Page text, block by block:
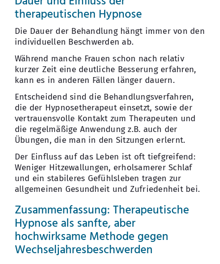
therapeutischen Hypnose
Die Dauer der Behandlung hängt immer von den
individuellen Beschwerden ab.
Während manche Frauen schon nach relativ
kurzer Zeit eine deutliche Besserung erfahren,
kann es in anderen Fällen länger dauern.
Entscheidend sind die Behandlungsverfahren,
die der Hypnosetherapeut einsetzt, sowie der
vertrauensvolle Kontakt zum Therapeuten und
die regelmäßige Anwendung z.B. auch der
Übungen, die man in den Sitzungen erlernt.
Der Einfluss auf das Leben ist oft tiefgreifend:
Weniger Hitzewallungen, erholsamerer Schlaf
und ein stabileres Gefühlsleben tragen zur
allgemeinen Gesundheit und Zufriedenheit bei.
Zusammenfassung: Therapeutische
Hypnose als sanfte, aber
hochwirksame Methode gegen
Wechseljahresbeschwerden